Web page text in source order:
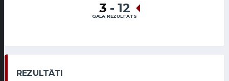
3 - 12
GALA REZULTĀTS
REZULTĀTI